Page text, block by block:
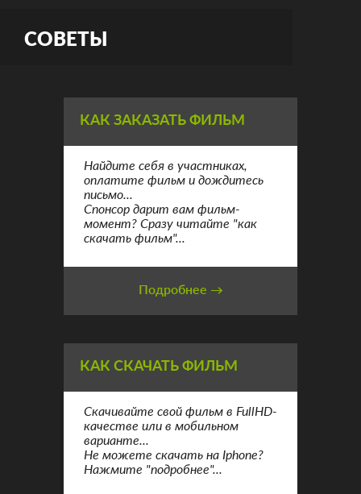
СОВЕТЫ
КАК ЗАКАЗАТЬ ФИЛЬМ
Найдите себя в участниках,
оплатите фильм и дождитесь
письмо...
Спонсор дарит вам фильм-
момент? Сразу читайте "как
скачать фильм"...
Подробнее →
КАК СКАЧАТЬ ФИЛЬМ
Скачивайте свой фильм в FullHD-
качестве или в мобильном
варианте...
Не можете скачать на Iphone?
Нажмите "подробнее"...